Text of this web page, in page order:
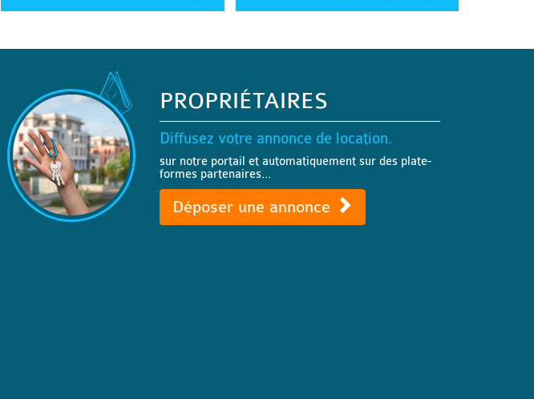
PROPRIÉTAIRES
Diffusez votre annonce de location.
sur notre portail et automatiquement sur des plate-
formes partenaires...
Déposer une annonce